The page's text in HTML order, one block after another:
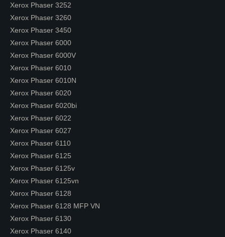
Xerox Phaser 3252
Xerox Phaser 3260
Xerox Phaser 3450
Xerox Phaser 6000
Xerox Phaser 6000V
Xerox Phaser 6010
Xerox Phaser 6010N
Xerox Phaser 6020
Xerox Phaser 6020bi
Xerox Phaser 6022
Xerox Phaser 6027
Xerox Phaser 6110
Xerox Phaser 6125
Xerox Phaser 6125v
Xerox Phaser 6125vn
Xerox Phaser 6128
Xerox Phaser 6128 MFP VN
Xerox Phaser 6130
Xerox Phaser 6140